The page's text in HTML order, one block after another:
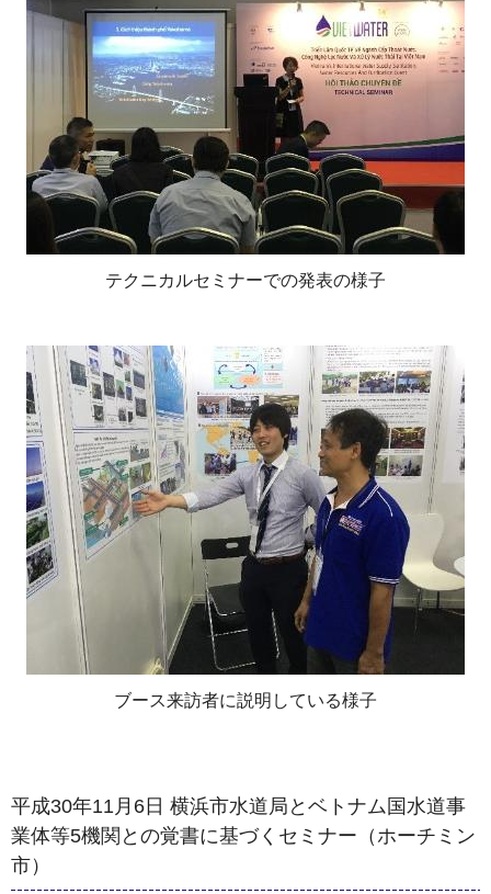
テクニカルセミナーでの発表の様子
ブース来訪者に説明している様子
平成30年11月6日 横浜市水道局とベトナム国水道事
業体等5機関との覚書に基づくセミナー（ホーチミン
市）